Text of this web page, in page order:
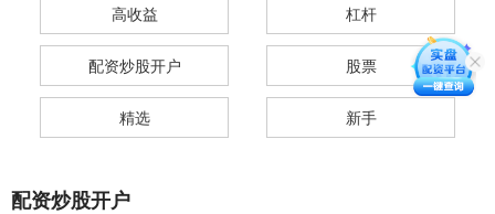
高收益 杠杆
配资炒股开户 股票
精选 新手
配资炒股开户